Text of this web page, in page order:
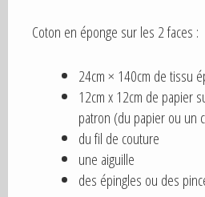
Coton en éponge sur les 2 faces :
24cm × 140cm de tissu
12cm x 12cm de papier
patron (du papier ou un
du fil de couture
une aiguille
des épingles ou des